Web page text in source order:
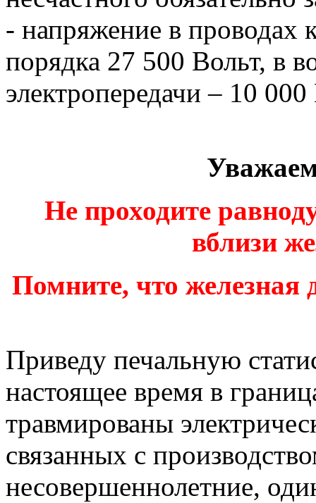
- напряжение в проводах
порядка 27 500 Вольт, в
электропередачи – 10 000
Не проходите
вблизи
Помните, что железная
Приведу печальную
настоящее время в
травмированы
связанных с
несовершеннолетние,